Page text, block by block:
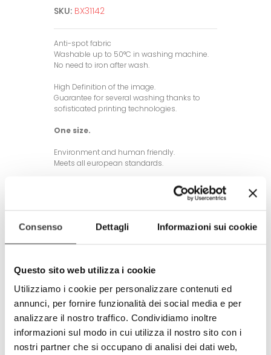
Consenso Dettagli Informazioni sui cookie
Questo sito web utilizza i cookie
Utilizziamo i cookie per personalizzare contenuti ed
annunci, per fornire funzionalità dei social media e per
analizzare il nostro traffico. Condividiamo inoltre
informazioni sul modo in cui utilizza il nostro sito con i
nostri partner che si occupano di analisi dei dati web,
SKU: BX31142
Anti-spot fabric
Washable up to 50°C in washing machine.
No need to iron after wash.
High Definition of the image.
Guarantee for several washing thanks to
sofisticated printing technologies.
One size.
Environment and human friendly.
Meets all european standards.
Total and partial reproduction is
- +
Tweet
Share
Google+
Pinterest